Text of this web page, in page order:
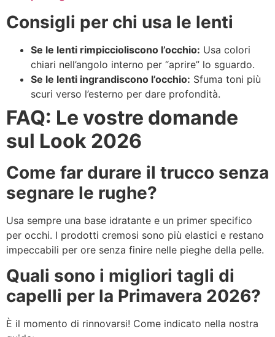
Consigli per chi usa le lenti
Se le lenti rimpiccioliscono l’occhio: Usa colori
chiari nell’angolo interno per “aprire” lo sguardo.
Se le lenti ingrandiscono l’occhio: Sfuma toni più
scuri verso l’esterno per dare profondità.
FAQ: Le vostre domande
sul Look 2026
Come far durare il trucco senza
segnare le rughe?
Usa sempre una base idratante e un primer specifico
per occhi. I prodotti cremosi sono più elastici e restano
impeccabili per ore senza finire nelle pieghe della pelle.
Quali sono i migliori tagli di
capelli per la Primavera 2026?
È il momento di rinnovarsi! Come indicato nella nostra